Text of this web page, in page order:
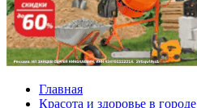
Главная
Красота и здоровье в городе